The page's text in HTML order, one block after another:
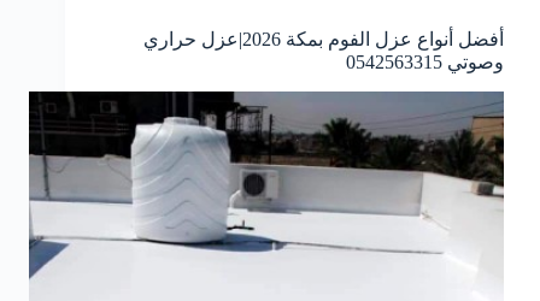
أفضل أنواع عزل الفوم بمكة 2026|عزل حراري
وصوتي 0542563315